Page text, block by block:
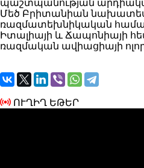
պաշտպանության
Մեծ Բրիտանիան
ռազմատեխնիկական
Իտալիայի և Ճապոնիայի
ռազմական ավիացիայի
ՈՒՂԻՂ ԵԹԵՐ